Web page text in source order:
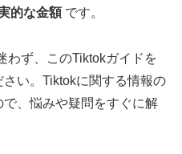
的な金額です。
わず、このTiktokガイドを
い。Tiktokに関する情報の
、悩みや疑問をすぐに解